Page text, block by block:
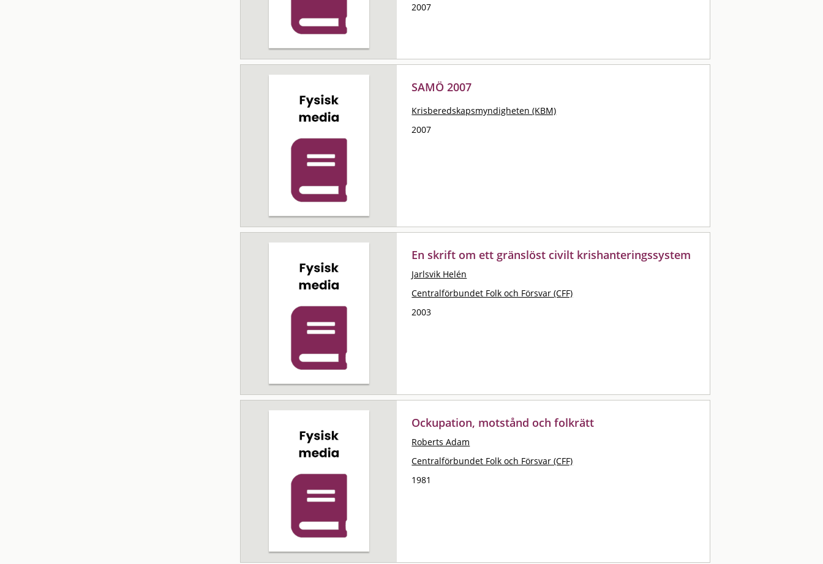
2007
SAMÖ 2007
Krisberedskapsmyndigheten (KBM)
2007
En skrift om ett gränslöst civilt krishanteringssystem
Jarlsvik Helén
Centralförbundet Folk och Försvar (CFF)
2003
Ockupation, motstånd och folkrätt
Roberts Adam
Centralförbundet Folk och Försvar (CFF)
1981